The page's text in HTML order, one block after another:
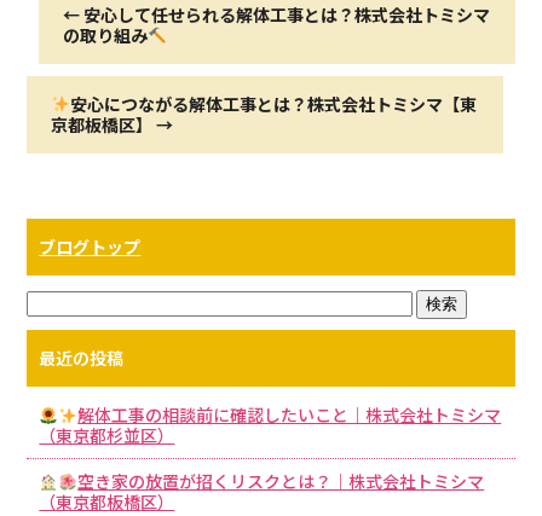
← 安心して任せられる解体工事とは？株式会社トミシマ
の取り組み
安心につながる解体工事とは？株式会社トミシマ【東
京都板橋区】→
ブログトップ
最近の投稿
解体工事の相談前に確認したいこと｜株式会社トミシマ
（東京都杉並区）
空き家の放置が招くリスクとは？｜株式会社トミシマ
（東京都板橋区）